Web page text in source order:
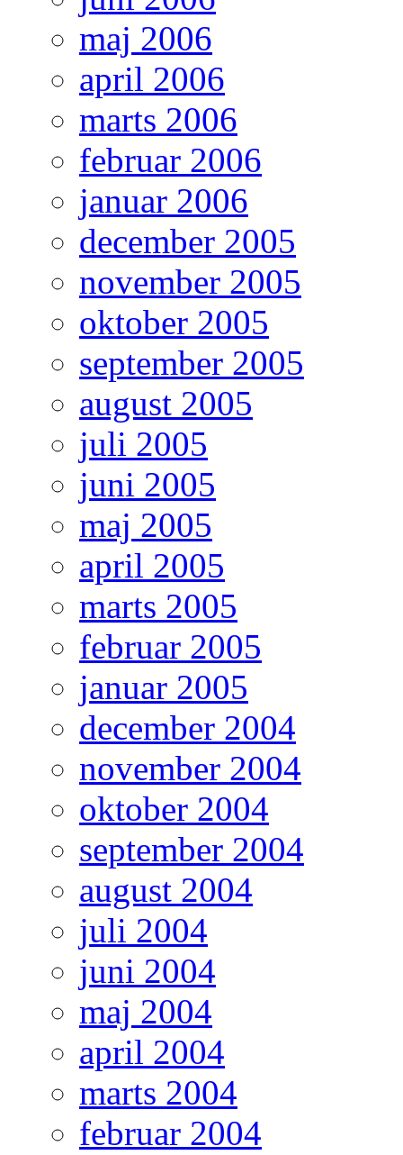
maj 2006
april 2006
marts 2006
februar 2006
januar 2006
december 2005
november 2005
oktober 2005
september 2005
august 2005
juli 2005
juni 2005
maj 2005
april 2005
marts 2005
februar 2005
januar 2005
december 2004
november 2004
oktober 2004
september 2004
august 2004
juli 2004
juni 2004
maj 2004
april 2004
marts 2004
februar 2004